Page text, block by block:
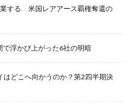
する 米国レアアース覇権奪還の
浮かび上がった6社の明暗
どこへ向かうのか？第2四半期決